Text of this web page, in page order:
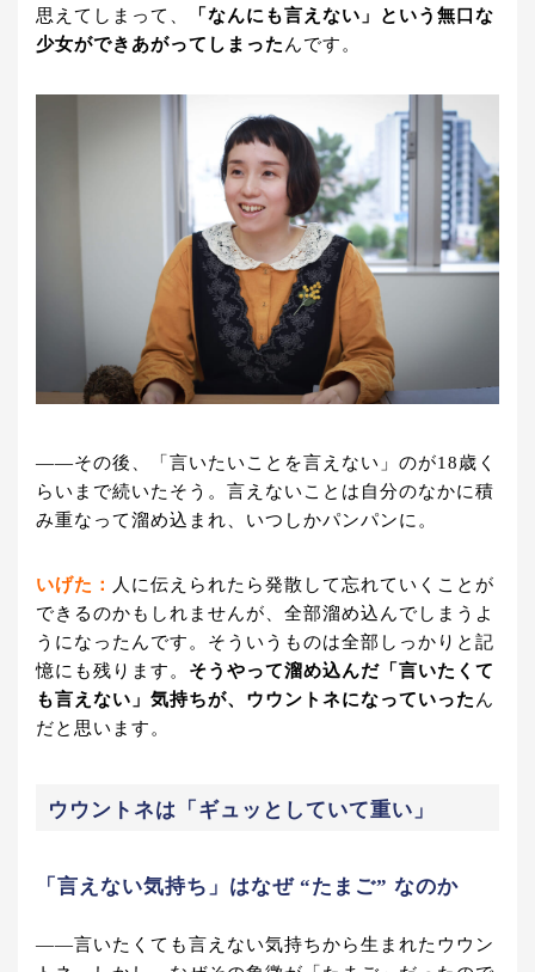
思えてしまって、
「なんにも言えない」という無口な
少女ができあがってしまったんです。
——その後、「言いたいことを言えない」のが18歳く
らいまで続いたそう。言えないことは自分のなかに積
み重なって溜め込まれ、いつしかパンパンに。
いげた： 人に伝えられたら発散して忘れていくことが
できるのかもしれませんが、全部溜め込んでしまうよ
うになったんです。そういうものは全部しっかりと記
憶にも残ります。 そうやって溜め込んだ「言いたくて
も言えない」気持ちが、ウウントネになっていったん
だと思います。
ウウントネは「ギュッとしていて重い」
「言えない気持ち」はなぜ “たまご” なのか
——言いたくても言えない気持ちから生まれたウウン